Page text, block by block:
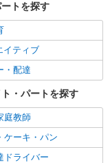
トを探す
イティブ
・配達
・パートを探す
庭教師
ケーキ・パン
ドライバー